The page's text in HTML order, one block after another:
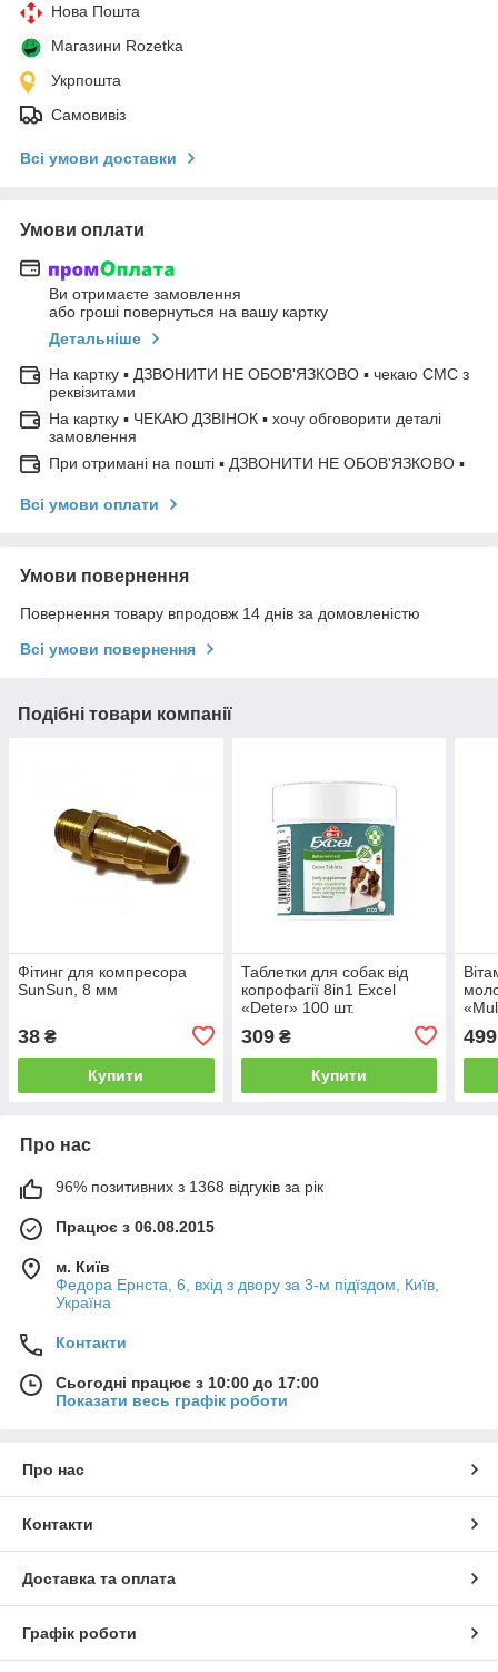
Нова Пошта
Магазини Rozetka
Укрпошта
Самовивіз
Всі умови доставки
Умови оплати
Ви отримаєте замовлення
або гроші повернуться на вашу картку
Детальніше
На картку ▪ ДЗВОНИТИ НЕ ОБОВ'ЯЗКОВО ▪ чекаю СМС з
реквізитами
На картку ▪ ЧЕКАЮ ДЗВІНОК ▪ хочу обговорити деталі
замовлення
При отримані на пошті ▪ ДЗВОНИТИ НЕ ОБОВ'ЯЗКОВО ▪
Всі умови оплати
Умови повернення
Повернення товару впродовж 14 днів за домовленістю
Всі умови повернення
Подібні товари компанії
Фітинг для компресора
SunSun, 8 мм
38 ₴
Купити
Таблетки для собак від
копрофагії 8in1 Excel
«Deter» 100 шт.
309₴
Купити
499
Про нас
96% позитивних з 1368 відгуків за рік
Працює з 06.08.2015
м. Київ
Федора Ернста, 6, вхід з двору за 3-м підїздом, Київ,
Україна
Контакти
Сьогодні працює з 10:00 до 17:00
Показати весь графік роботи
Про нас
Контакти
Доставка та оплата
Графік роботи